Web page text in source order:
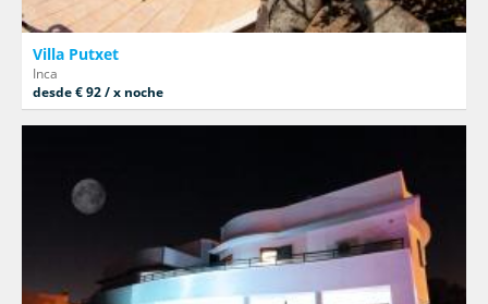
Villa Putxet
Inca
desde € 92 / x noche